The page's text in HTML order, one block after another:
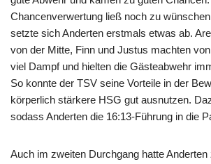
Chancenverwertung ließ noch zu
setzte sich Anderten erstmals etwas ab.
von der Mitte, Finn und Justus machten
viel Dampf und hielten die Gästeabwehr
So konnte der TSV seine Vorteile in der
körperlich stärkere HSG gut ausnutzen.
sodass Anderten die 16:13-Führung in die
Auch im zweiten Durchgang hatte